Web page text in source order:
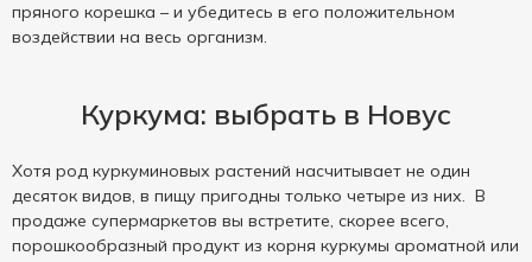
пряного корешка – и убедитесь в его положительном
воздействии на весь организм.
Куркума: выбрать в Новус
Хотя род куркуминовых растений насчитывает не один
десяток видов, в пищу пригодны только четыре из них. В
продаже супермаркетов вы встретите, скорее всего,
порошкообразный продукт из корня куркумы ароматной или